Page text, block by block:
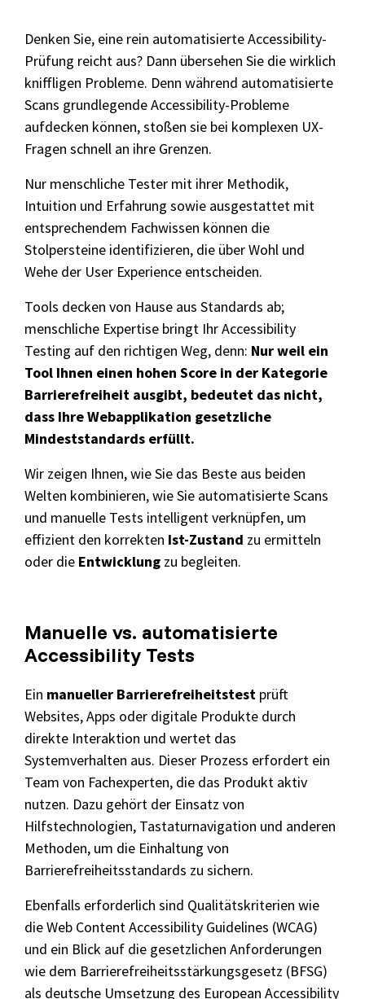
Seminarthemen Trainingsformen Inhouse Seminare
Denken Sie, eine rein automatisierte Accessibility-
Prüfung reicht aus? Dann übersehen Sie die wirklich
kniffligen Probleme. Denn während automatisierte
Scans grundlegende Accessibility-Probleme
aufdecken können, stoßen sie bei komplexen UX-
Fragen schnell an ihre Grenzen.
Nur menschliche Tester mit ihrer Methodik,
Intuition und Erfahrung sowie ausgestattet mit
entsprechendem Fachwissen können die
Stolpersteine identifizieren, die über Wohl und
Wehe der User Experience entscheiden.
Tools decken von Hause aus Standards ab;
menschliche Expertise bringt Ihr Accessibility
Testing auf den richtigen Weg, denn: Nur weil ein
Tool Ihnen einen hohen Score in der Kategorie
Barrierefreiheit ausgibt, bedeutet das nicht,
dass Ihre Webapplikation gesetzliche
Mindeststandards erfüllt.
Wir zeigen Ihnen, wie Sie das Beste aus beiden
Welten kombinieren, wie Sie automatisierte Scans
und manuelle Tests intelligent verknüpfen, um
effizient den korrekten Ist-Zustand zu ermitteln
oder die Entwicklung zu begleiten.
Manuelle vs. automatisierte
Accessibility Tests
Ein manueller Barrierefreiheitstest prüft
Websites, Apps oder digitale Produkte durch
direkte Interaktion und wertet das
Systemverhalten aus. Dieser Prozess erfordert ein
Team von Fachexperten, die das Produkt aktiv
nutzen. Dazu gehört der Einsatz von
Hilfstechnologien, Tastaturnavigation und anderen
Methoden, um die Einhaltung von
Barrierefreiheitsstandards zu sichern.
Ebenfalls erforderlich sind Qualitätskriterien wie
die Web Content Accessibility Guidelines (WCAG)
und ein Blick auf die gesetzlichen Anforderungen
wie dem Barrierefreiheitsstärkungsgesetz (BFSG)
als deutsche Umsetzung des European Accessibility